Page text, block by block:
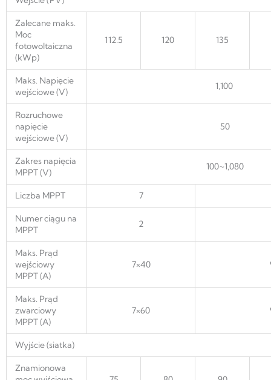
Zalecane maks.
Moc
fotowoltaiczna
(kWp)
112.5 120 135
Maks. Napięcie
wejściowe (V)
1,100
Rozruchowe
napięcie
wejściowe (V)
50
Zakres napięcia
MPPT (V)
100~1,080
Liczba MPPT 7
Numer ciągu na
MPPT
2
Maks. Prąd
wejściowy
MPPT (A)
7×40
Maks. Prąd
zwarciowy
MPPT (A)
7×60
Wyjście (siatka)
Znamionowa